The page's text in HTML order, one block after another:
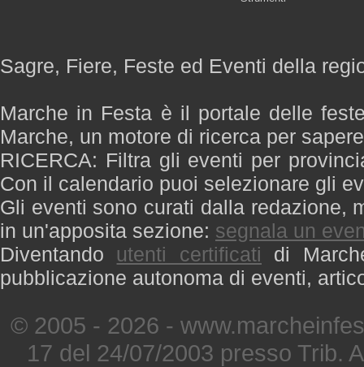
Sagre, Fiere, Feste ed Eventi della
Marche in Festa è il portale delle
Marche, un motore di ricerca per
RICERCA: Filtra gli eventi per
Con il calendario puoi selezionare gli
Gli eventi sono curati dalla redazione,
in un'apposita sezione: segnala un
Diventando utenti certificati di
pubblicazione autonoma di eventi,
© 2005 - 2026 -
17 del 24/07/2003 presso Trib.